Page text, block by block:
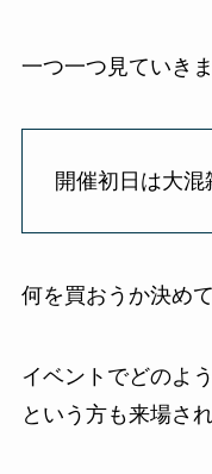
一つ一つ見ていき
開催初日は大混
何を買おうか決め
イベントでどのよ
という方も来場さ